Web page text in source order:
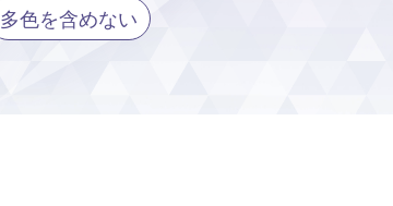
多色を含めない